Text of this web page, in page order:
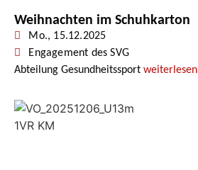
Weihnachten im Schuhkarton
Mo., 15.12.2025
Engagement des SVG
Abteilung Gesundheitssport weiterlesen